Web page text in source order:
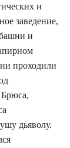
и
заведение,
и
проходили
дьяволу.